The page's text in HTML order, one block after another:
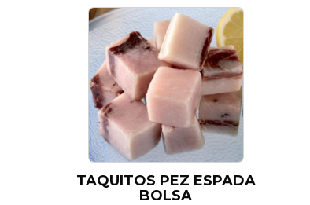
TAQUITOS PEZ ESPADA
BOLSA